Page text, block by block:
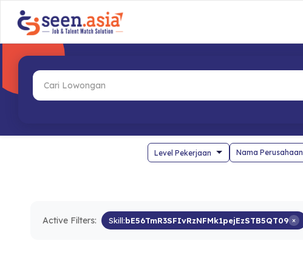
Nama Perusahaan
Active Filters: Skill:bE56TmR3SFIvRzNFMk1pejEzSTB5QT09 ×